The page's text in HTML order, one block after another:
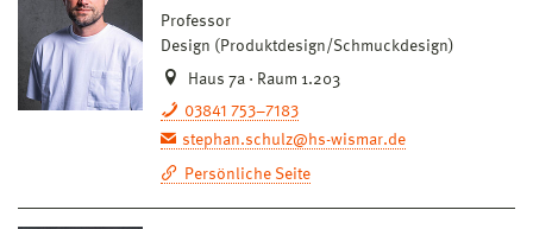
Professor
Design (Produktdesign/Schmuckdesign)
Haus 7a · Raum 1.203
03841 753–7183
stephan.schulz@hs-wismar.de
Persönliche Seite